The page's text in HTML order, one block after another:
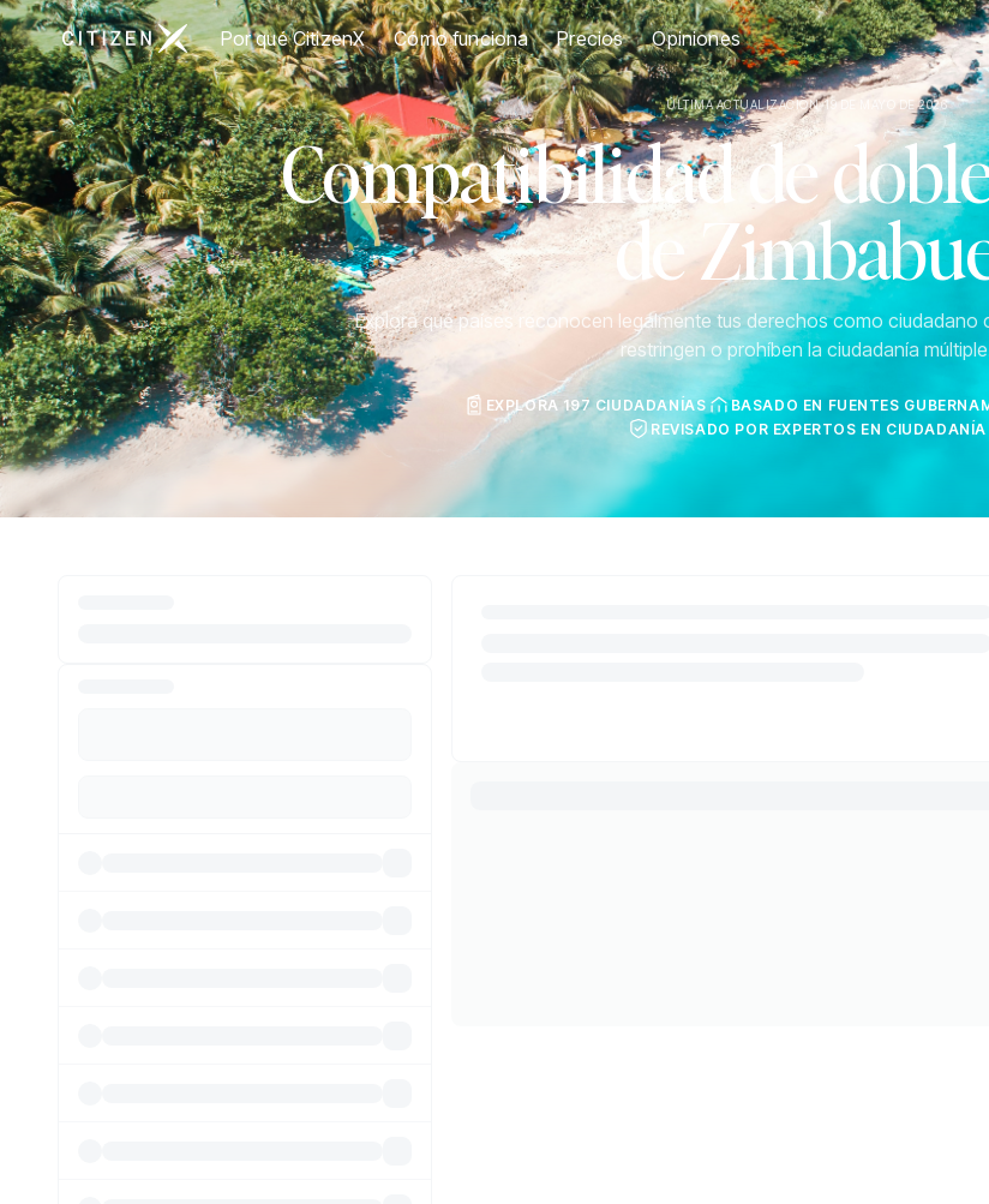
Ir a la página principal de CitizenX
Por qué CitizenX Cómo funciona Precios Opiniones
ÚLTIMA ACTUALIZACIÓN: 19 DE MAYO DE 2026
Compatibilidad de
de
Explora qué países reconocen legalmente tus derechos como ciudadano
restringen o prohíben la ciudadanía
EXPLORA 197 CIUDADANÍAS
BASADO EN FUENTES
REVISADO POR EXPERTOS EN CIUDADANÍA